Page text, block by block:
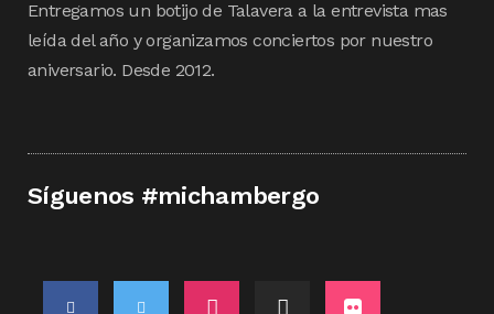
Entregamos un botijo de Talavera a la entrevista mas
leída del año y organizamos conciertos por nuestro
aniversario. Desde 2012.
Síguenos #michambergo